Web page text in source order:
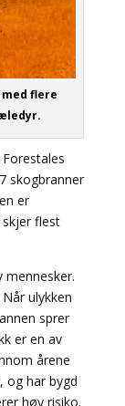
flere
skogbranner
er
flest
mennesker.
ulykken
sprer
er en av
årene
og har bygd
høy risiko.